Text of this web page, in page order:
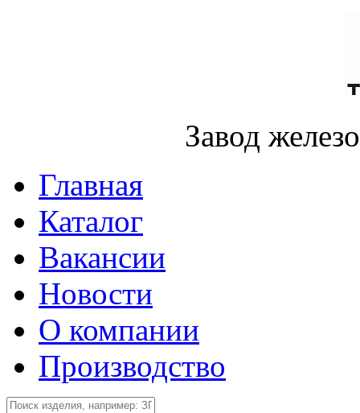
Завод
Главная
Каталог
Вакансии
Новости
О компании
Производство